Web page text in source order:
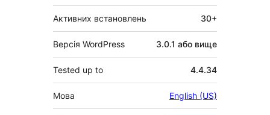
Активних встановлень 30+
Версія WordPress 3.0.1 або вище
Tested up to 4.4.34
Мова English (US)